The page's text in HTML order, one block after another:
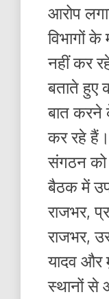
आरोप
विभागों
नहीं कर
बताते हुए
बात करने
कर रहे हैं।
संगठन
बैठक में
राजभर,
राजभर,
यादव और
स्थानों से